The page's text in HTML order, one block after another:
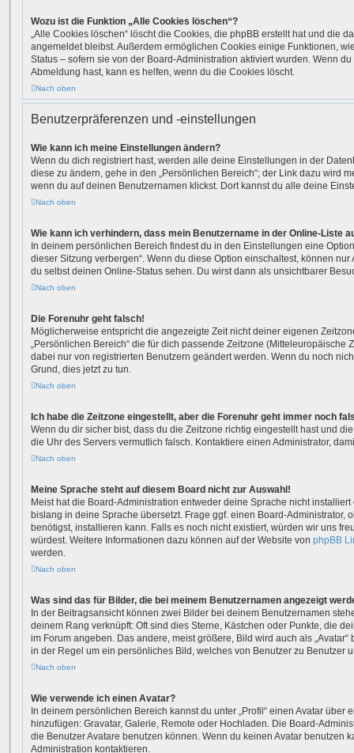
Wozu ist die Funktion „Alle Cookies löschen“?
„Alle Cookies löschen“ löscht die Cookies, die phpBB erstellt hat und die
angemeldet bleibst. Außerdem ermöglichen Cookies einige Funktionen,
Status – sofern sie von der Board-Administration aktiviert wurden. Wenn
Abmeldung hast, kann es helfen, wenn du die Cookies löscht.
Nach oben
Benutzerpräferenzen und -einstellungen
Wie kann ich meine Einstellungen ändern?
Wenn du dich registriert hast, werden alle deine Einstellungen in der
diese zu ändern, gehe in den „Persönlichen Bereich“; der Link dazu wird
wenn du auf deinen Benutzernamen klickst. Dort kannst du alle deine
Nach oben
Wie kann ich verhindern, dass mein Benutzername in der Online-Liste
In deinem persönlichen Bereich findest du in den Einstellungen eine
dieser Sitzung verbergen“. Wenn du diese Option einschaltest, können
du selbst deinen Online-Status sehen. Du wirst dann als unsichtbarer
Nach oben
Die Forenuhr geht falsch!
Möglicherweise entspricht die angezeigte Zeit nicht deiner eigenen
„Persönlichen Bereich“ die für dich passende Zeitzone (Mitteleuropäische
dabei nur von registrierten Benutzern geändert werden. Wenn du noch
Grund, dies jetzt zu tun.
Nach oben
Ich habe die Zeitzone eingestellt, aber die Forenuhr geht immer noch
Wenn du dir sicher bist, dass du die Zeitzone richtig eingestellt hast und
die Uhr des Servers vermutlich falsch. Kontaktiere einen Administrator,
Nach oben
Meine Sprache steht auf diesem Board nicht zur Auswahl!
Meist hat die Board-Administration entweder deine Sprache nicht
bislang in deine Sprache übersetzt. Frage ggf. einen Board-Administrator,
benötigst, installieren kann. Falls es noch nicht existiert, würden wir uns
würdest. Weitere Informationen dazu können auf der Website von phpBB
werden.
Nach oben
Was sind das für Bilder, die bei meinem Benutzernamen angezeigt
In der Beitragsansicht können zwei Bilder bei deinem Benutzernamen
deinem Rang verknüpft: Oft sind dies Sterne, Kästchen oder Punkte, die
im Forum angeben. Das andere, meist größere, Bild wird auch als
in der Regel um ein persönliches Bild, welches von Benutzer zu Benutzer
Nach oben
Wie verwende ich einen Avatar?
In deinem persönlichen Bereich kannst du unter „Profil“ einen Avatar über
hinzufügen: Gravatar, Galerie, Remote oder Hochladen. Die Board-
die Benutzer Avatare benutzen können. Wenn du keinen Avatar benutzen
Administration kontaktieren.